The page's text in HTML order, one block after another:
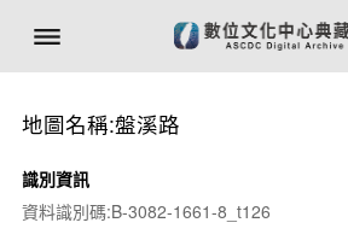
地圖名稱:盤溪路
識別資訊
資料識別碼:B-3082-1661-8_t126